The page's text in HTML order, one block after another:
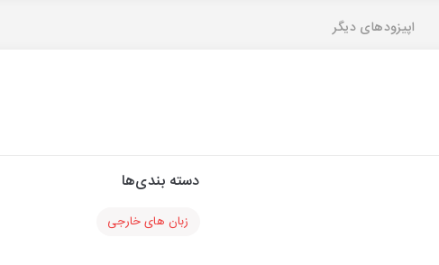
اپیزودهای دیگر
دسته بندی‌ها
زبان های خارجی